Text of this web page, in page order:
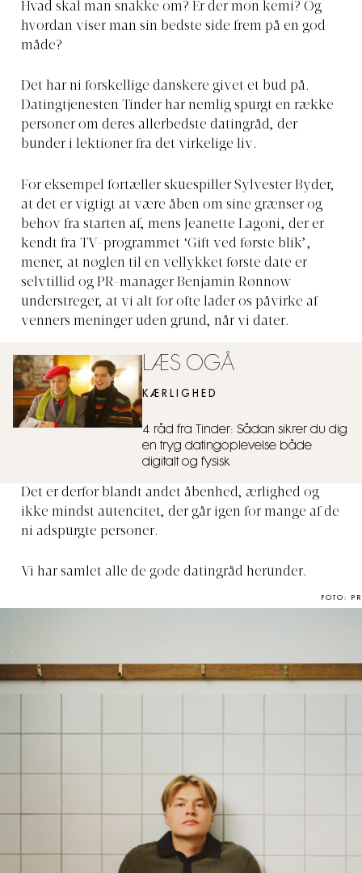
Hvad skal man snakke om? Er der mon kemi? Og
hvordan viser man sin bedste side frem på en god
måde?
Det har ni forskellige danskere givet et bud på.
Datingtjenesten Tinder har nemlig spurgt en række
personer om deres allerbedste datingråd, der
bunder i lektioner fra det virkelige liv.
For eksempel fortæller skuespiller Sylvester Byder,
at det er vigtigt at være åben om sine grænser og
behov fra starten af, mens Jeanette Lagoni, der er
kendt fra TV-programmet ‘Gift ved første blik’,
mener, at nøglen til en vellykket første date er
selvtillid og PR-manager Benjamin Rønnow
understreger, at vi alt for ofte lader os påvirke af
venners meninger uden grund, når vi dater.
LÆS OGÅ
KÆRLIGHED
4 råd fra Tinder: Sådan sikrer du dig
en tryg datingoplevelse både
digitalt og fysisk
Det er derfor blandt andet åbenhed, ærlighed og
ikke mindst autencitet, der går igen for mange af de
ni adspurgte personer.
Vi har samlet alle de gode datingråd herunder.
FOTO: PR